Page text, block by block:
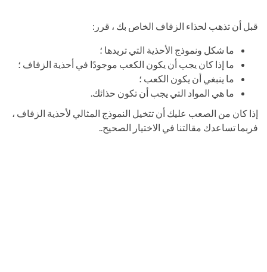
قبل أن تذهب لحذاء الزفاف الخاص بك ، قرر:
ما شكل ونموذج الأحذية التي تريدها ؛
ما إذا كان يجب أن يكون الكعب موجودًا في أحذية الزفاف ؛
ما ينبغي أن يكون الكعب ؛
ما هي المواد التي يجب أن تكون حذائك.
إذا كان من الصعب عليك أن تتخيل النموذج المثالي لأحذية الزفاف ،
فربما تساعدك مقالتنا في الاختيار الصحيح..